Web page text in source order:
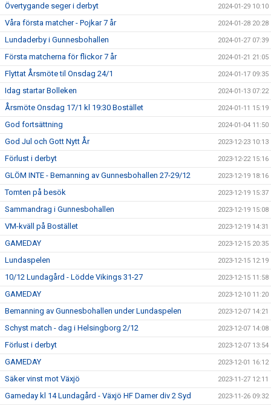
Övertygande seger i derbyt 2024-01-29 10:10
Våra första matcher - Pojkar 7 år 2024-01-28 20:28
Lundaderby i Gunnesbohallen 2024-01-27 07:39
Första matcherna för flickor 7 år 2024-01-21 21:05
Flyttat Årsmöte til Onsdag 24/1 2024-01-17 09:35
Idag startar Bolleken 2024-01-13 07:22
Årsmöte Onsdag 17/1 kl 19:30 Bostället 2024-01-11 15:19
God fortsättning 2024-01-04 11:50
God Jul och Gott Nytt År 2023-12-23 10:13
Förlust i derbyt 2023-12-22 15:16
GLÖM INTE - Bemanning av Gunnesbohallen 27-29/12 2023-12-19 18:16
Tomten på besök 2023-12-19 15:37
Sammandrag i Gunnesbohallen 2023-12-19 15:08
VM-kväll på Bostället 2023-12-19 14:31
GAMEDAY 2023-12-15 20:35
Lundaspelen 2023-12-15 12:19
10/12 Lundagård - Lödde Vikings 31-27 2023-12-15 11:58
GAMEDAY 2023-12-10 11:20
Bemanning av Gunnesbohallen under Lundaspelen 2023-12-07 14:21
Schyst match - dag i Helsingborg 2/12 2023-12-07 14:08
Förlust i derbyt 2023-12-07 13:54
GAMEDAY 2023-12-01 16:12
Säker vinst mot Växjö 2023-11-27 12:11
Gameday kl 14 Lundagård - Växjö HF Damer div 2 Syd 2023-11-26 09:32